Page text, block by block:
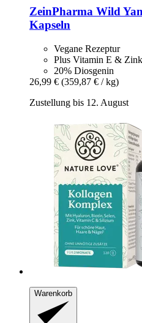
ZeinPharma Wild
Kapseln
Vegane Rezeptur
Plus Vitamin E & Zink
20% Diosgenin
26,99 € (359,87 € / kg)
Zustellung bis 12. August
Warenkorb